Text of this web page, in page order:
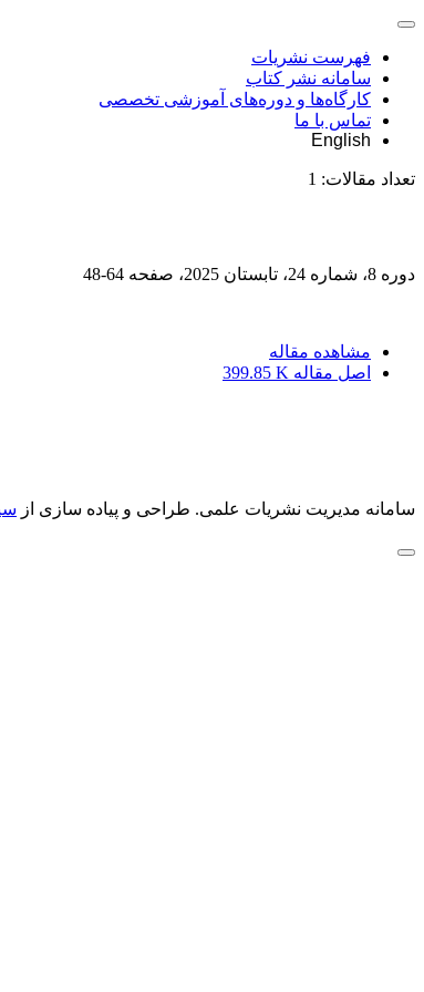
فهرست نشریات
سامانه نشر کتاب
کارگاه‌ها و دوره‌های آموزشی تخصصی
تماس با ما
English
تعداد مقالات: 1
دوره 8، شماره 24، تابستان 2025، صفحه 64-48
مشاهده مقاله
اصل مقاله 399.85 K
سامانه مدیریت نشریات علمی. طراحی و پیاده سازی از